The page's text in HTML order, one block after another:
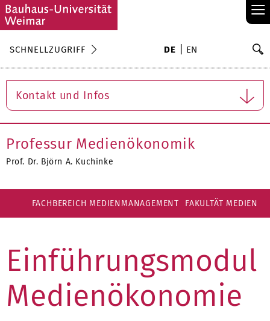
≡
SCHNELLZUGRIFF DE EN
Kontakt und Infos
Professur Medienökonomik
Prof. Dr. Björn A. Kuchinke
FACHBEREICH MEDIENMANAGEMENT FAKULTÄT MEDIEN
Einführungsmodul
Medienökonomie